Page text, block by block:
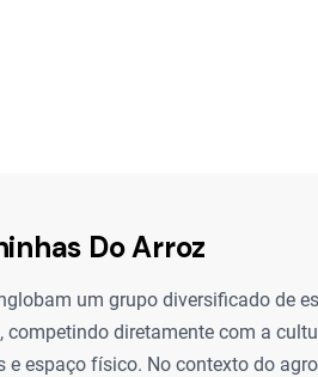
Do Arroz
um grupo diversificado de
competindo diretamente com a
e espaço físico. No contexto do